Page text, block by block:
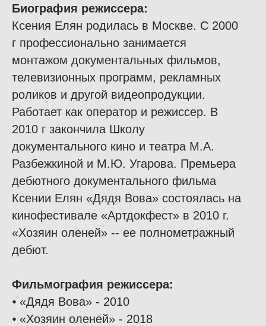
Биография режиссера:
Ксения Елян родилась в Москве. С 2000
г профессионально занимается
монтажом документальных фильмов,
телевизионных программ, рекламных
роликов и другой видеопродукции.
Работает как оператор и режиссер. В
2010 г закончила Школу
документального кино и театра М.А.
Разбежкиной и М.Ю. Угарова. Премьера
дебютного документального фильма
Ксении Елян «Дядя Вова» состоялась на
кинофестивале «Артдокфест» в 2010 г.
«Хозяин оленей» -- ее полнометражный
дебют.
Фильмография режиссера:
⦁ «Дядя Вова» - 2010
⦁ «Хозяин оленей» - 2018